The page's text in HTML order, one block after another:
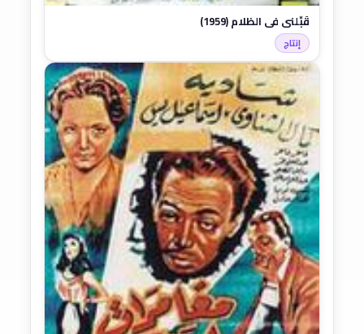
قَبِّلني في الظلام (1959)
إنتاج